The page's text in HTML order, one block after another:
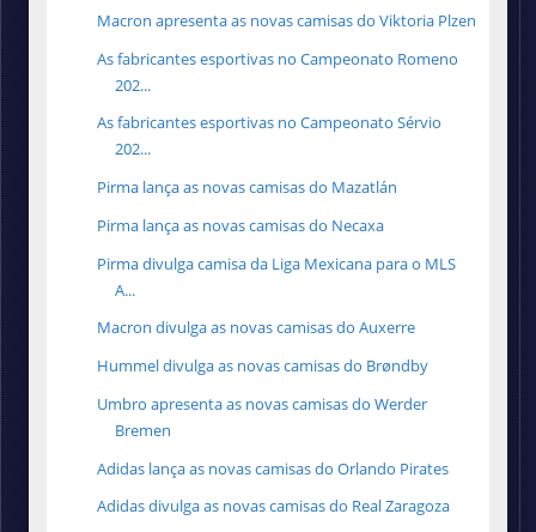
Macron apresenta as novas camisas do Viktoria Plzen
As fabricantes esportivas no Campeonato Romeno
202...
As fabricantes esportivas no Campeonato Sérvio
202...
Pirma lança as novas camisas do Mazatlán
Pirma lança as novas camisas do Necaxa
Pirma divulga camisa da Liga Mexicana para o MLS
A...
Macron divulga as novas camisas do Auxerre
Hummel divulga as novas camisas do Brøndby
Umbro apresenta as novas camisas do Werder
Bremen
Adidas lança as novas camisas do Orlando Pirates
Adidas divulga as novas camisas do Real Zaragoza